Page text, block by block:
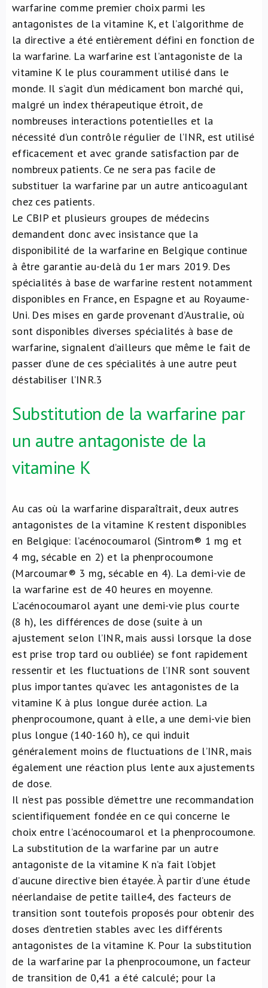
warfarine comme premier choix parmi les
antagonistes de la vitamine K, et l’algorithme de
la directive a été entièrement défini en fonction de
la warfarine. La warfarine est l’antagoniste de la
vitamine K le plus couramment utilisé dans le
monde. Il s’agit d’un médicament bon marché qui,
malgré un index thérapeutique étroit, de
nombreuses interactions potentielles et la
nécessité d’un contrôle régulier de l’INR, est utilisé
efficacement et avec grande satisfaction par de
nombreux patients. Ce ne sera pas facile de
substituer la warfarine par un autre anticoagulant
chez ces patients.
Le CBIP et plusieurs groupes de médecins
demandent donc avec insistance que la
disponibilité de la warfarine en Belgique continue
à être garantie au-delà du 1er mars 2019. Des
spécialités à base de warfarine restent notamment
disponibles en France, en Espagne et au Royaume-
Uni. Des mises en garde provenant d’Australie, où
sont disponibles diverses spécialités à base de
warfarine, signalent d’ailleurs que même le fait de
passer d’une de ces spécialités à une autre peut
déstabiliser l’INR.3
Substitution de la warfarine par
un autre antagoniste de la
vitamine K
Au cas où la warfarine disparaîtrait, deux autres
antagonistes de la vitamine K restent disponibles
en Belgique: l’acénocoumarol (Sintrom® 1 mg et
4 mg, sécable en 2) et la phenprocoumone
(Marcoumar® 3 mg, sécable en 4). La demi-vie de
la warfarine est de 40 heures en moyenne.
L’acénocoumarol ayant une demi-vie plus courte
(8 h), les différences de dose (suite à un
ajustement selon l’INR, mais aussi lorsque la dose
est prise trop tard ou oubliée) se font rapidement
ressentir et les fluctuations de l’INR sont souvent
plus importantes qu’avec les antagonistes de la
vitamine K à plus longue durée action. La
phenprocoumone, quant à elle, a une demi-vie bien
plus longue (140-160 h), ce qui induit
généralement moins de fluctuations de l’INR, mais
également une réaction plus lente aux ajustements
de dose.
Il n’est pas possible d’émettre une recommandation
scientifiquement fondée en ce qui concerne le
choix entre l’acénocoumarol et la phenprocoumone.
La substitution de la warfarine par un autre
antagoniste de la vitamine K n’a fait l’objet
d’aucune directive bien étayée. À partir d’une étude
néerlandaise de petite taille4, des facteurs de
transition sont toutefois proposés pour obtenir des
doses d’entretien stables avec les différents
antagonistes de la vitamine K. Pour la substitution
de la warfarine par la phenprocoumone, un facteur
de transition de 0,41 a été calculé; pour la